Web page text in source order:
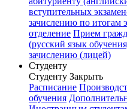
вступительных
зачислению по итогам
отделение Прием
(русский язык
зачислению (лицей)
Студенту
Студенту Закрыть
Расписание
обучения